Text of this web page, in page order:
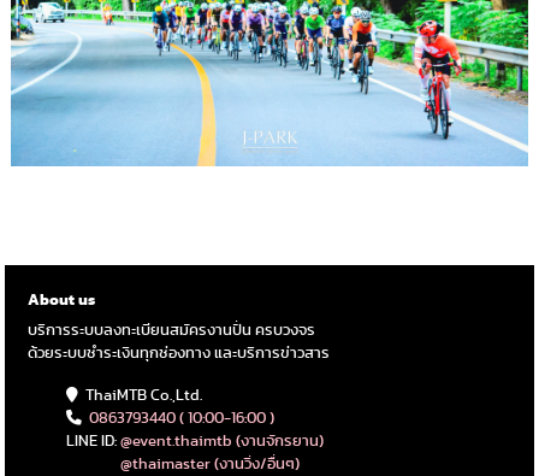
About us
บริการระบบลงทะเบียนสมัครงานปั่น ครบวงจร
ด้วยระบบชำระเงินทุกช่องทาง และบริการข่าวสาร
ThaiMTB Co.,Ltd.
0863793440 ( 10:00-16:00 )
LINE ID: @event.thaimtb (งานจักรยาน)
@thaimaster (งานวิ่ง/อื่นๆ)